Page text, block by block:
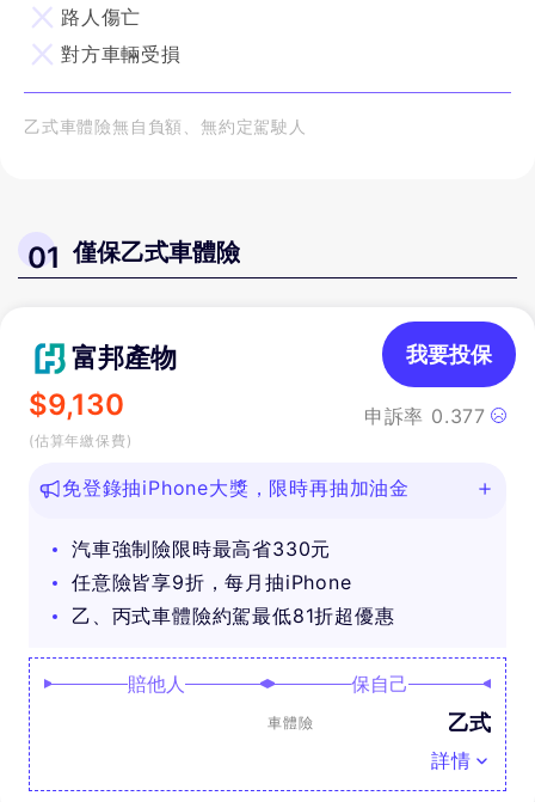
路人傷亡
對方車輛受損
乙式車體險無自負額、無約定駕駛人
01 僅保乙式車體險
富邦產物
$9,130
(估算年繳保費)
申訴率 0.377
我要投保
免登錄抽iPhone大獎，限時再抽加油金
汽車強制險限時最高省330元
任意險皆享9折，每月抽iPhone
乙、丙式車體險約駕最低81折超優惠
賠他人 保自己
車體險 乙式
詳情